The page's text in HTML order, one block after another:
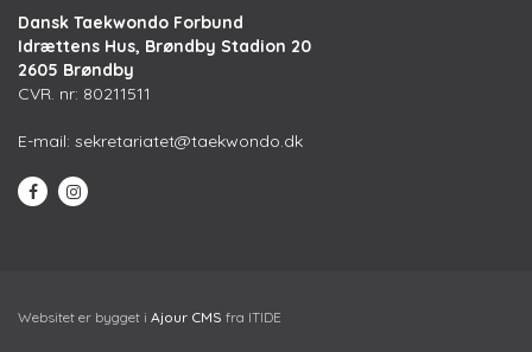
Dansk Taekwondo Forbund
Idrættens Hus, Brøndby Stadion 20
2605 Brøndby
CVR. nr: 80211511
E-mail: sekretariatet@taekwondo.dk
Websitet er bygget i Ajour CMS fra ITIDE